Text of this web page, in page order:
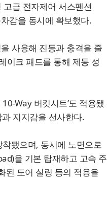
급 전자제어 서스펜션
감을 동시에 확보했다.
사용해 진동과 충격을 줄
크 패드를 통해 제동 성
Way 버킷시트’도 적용됐
지지감을 선사한다.
착됐으며, 동시에 노면으로
을 기본 탑재하고 고속 주
도어 실링 등의 적용을